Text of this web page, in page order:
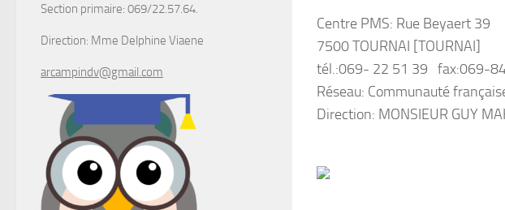
Centre PMS: Rue Beyaert 39
7500 TOURNAI [TOURNAI]
tél.:069- 22 51 39 fax:069-
Réseau: Communauté
Direction: MONSIEUR GUY
Section primaire: 069/22.57.64.
Direction: Mme Delphine Viaene
arcampindv@gmail.com